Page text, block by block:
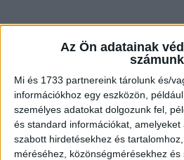
Az Ön adatainak
Mi és 1733 partnereink tárolunk és/
információkhoz egy eszközön,
személyes adatokat dolgozunk fel,
és standard információkat,
szabott hirdetésekhez és
méréséhez, közönségmérésekhez